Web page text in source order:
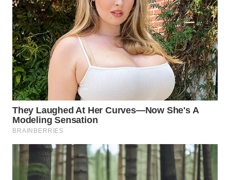
WN
BINJAI
WN
CIREBON
WN
INDRAMAYU
WN
KUNINGAN
WN
MAJALENGKA